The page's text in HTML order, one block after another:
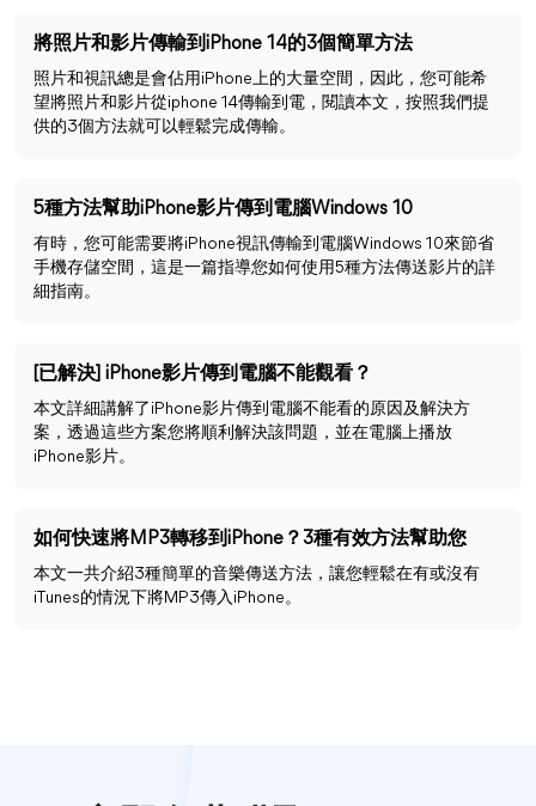
將照片和影片傳輸到iPhone 14的3個簡單方法
照片和視訊總是會佔用iPhone上的大量空間，因此，您可能希
望將照片和影片從iphone 14傳輸到電，閱讀本文，按照我們提
供的3個方法就可以輕鬆完成傳輸。
5種方法幫助iPhone影片傳到電腦Windows 10
有時，您可能需要將iPhone視訊傳輸到電腦Windows 10來節省
手機存儲空間，這是一篇指導您如何使用5種方法傳送影片的詳
細指南。
[已解決] iPhone影片傳到電腦不能觀看？
本文詳細講解了iPhone影片傳到電腦不能看的原因及解決方
案，透過這些方案您將順利解決該問題，並在電腦上播放
iPhone影片。
如何快速將MP3轉移到iPhone？3種有效方法幫助您
本文一共介紹3種簡單的音樂傳送方法，讓您輕鬆在有或沒有
iTunes的情況下將MP3傳入iPhone。